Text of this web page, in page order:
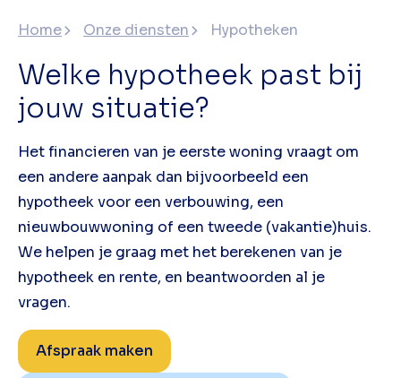
Home Onze diensten Hypotheken
Welke hypotheek past bij
jouw situatie?
Het financieren van je eerste woning vraagt om
een andere aanpak dan bijvoorbeeld een
hypotheek voor een verbouwing, een
nieuwbouwwoning of een tweede (vakantie)huis.
We helpen je graag met het berekenen van je
hypotheek en rente, en beantwoorden al je
vragen.
Afspraak maken